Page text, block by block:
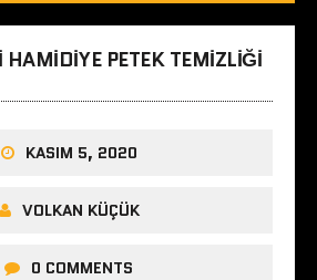
HAMIDIYE PETEK TEMIZLIĞI
KASIM 5, 2020
VOLKAN KÜÇÜK
0 COMMENTS